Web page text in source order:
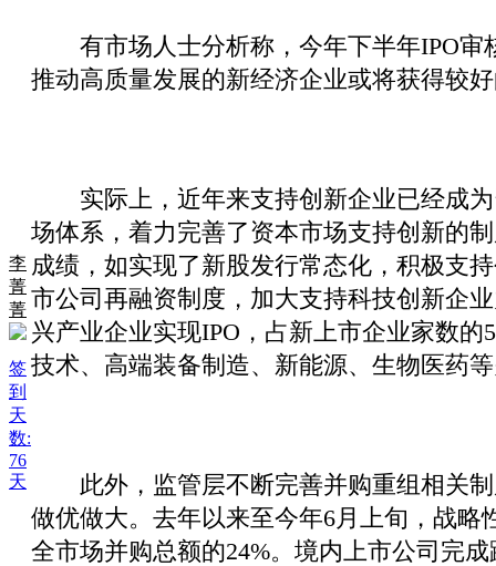
李
菁
菁
签
到
天
数:
76
天
有市场人士分析称，今年下半年IPO审
推动高质量发展的新经济企业或将获得较
实际上，近年来支持创新企业已经成为
场体系，着力完善了资本市场支持创新的
成绩，如实现了新股发行常态化，积极支
市公司再融资制度，加大支持科技创新企
兴产业企业实现IPO，占新上市企业家数的
技术、高端装备制造、新能源、生物医药
此外，监管层不断完善并购重组相关制
做优做大。去年以来至今年6月上旬，战略
全市场并购总额的24%。境内上市公司完